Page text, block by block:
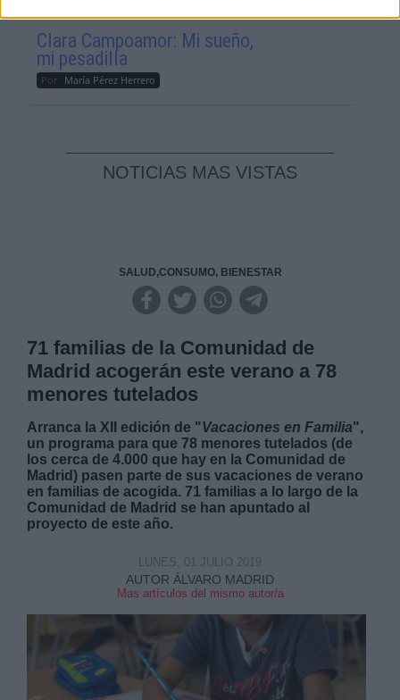
Clara Campoamor: Mi sueño,
mi pesadilla
Por María Pérez Herrero
NOTICIAS MAS VISTAS
SALUD,CONSUMO, BIENESTAR
71 familias de la Comunidad de
Madrid acogerán este verano a 78
menores tutelados
Arranca la XII edición de "Vacaciones en Familia",
un programa para que 78 menores tutelados (de
los cerca de 4.000 que hay en la Comunidad de
Madrid) pasen parte de sus vacaciones de verano
en familias de acogida. 71 familias a lo largo de la
Comunidad de Madrid se han apuntado al
proyecto de este año.
AUTOR ÁLVARO MADRID
Mas artículos del mismo autor/a
LUNES, 01 JULIO 2019